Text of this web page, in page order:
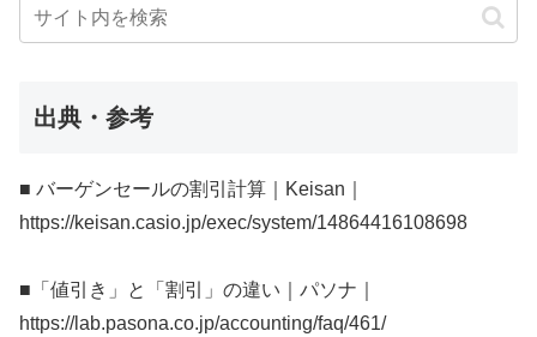
出典・参考
■ バーゲンセールの割引計算｜Keisan｜
https://keisan.casio.jp/exec/system/14864416108698
■「値引き」と「割引」の違い｜パソナ｜
https://lab.pasona.co.jp/accounting/faq/461/